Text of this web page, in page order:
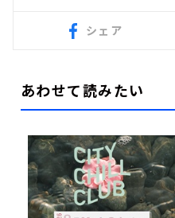
シェア
あわせて読みたい